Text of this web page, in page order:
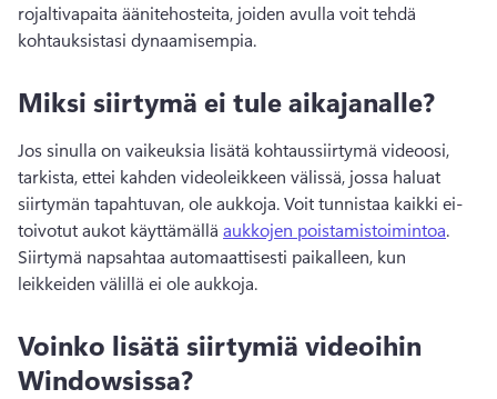
rojaltivapaita äänitehosteita, joiden avulla voit tehdä
kohtauksistasi dynaamisempia.
Miksi siirtymä ei tule aikajanalle?
Jos sinulla on vaikeuksia lisätä kohtaussiirtymä videoosi,
tarkista, ettei kahden videoleikkeen välissä, jossa haluat
siirtymän tapahtuvan, ole aukkoja. Voit tunnistaa kaikki ei-
toivotut aukot käyttämällä aukkojen poistamistoimintoa
Siirtymä napsahtaa automaattisesti paikalleen, kun
leikkeiden välillä ei ole aukkoja.
Voinko lisätä siirtymiä videoihin
Windowsissa?